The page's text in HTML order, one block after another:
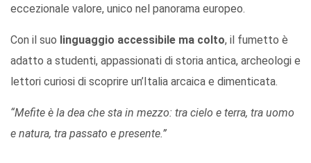
eccezionale valore, unico nel panorama europeo.
Con il suo linguaggio accessibile ma colto, il fumetto è
adatto a studenti, appassionati di storia antica, archeologi e
lettori curiosi di scoprire un’Italia arcaica e dimenticata.
“Mefite è la dea che sta in mezzo: tra cielo e terra, tra uomo
e natura, tra passato e presente.”